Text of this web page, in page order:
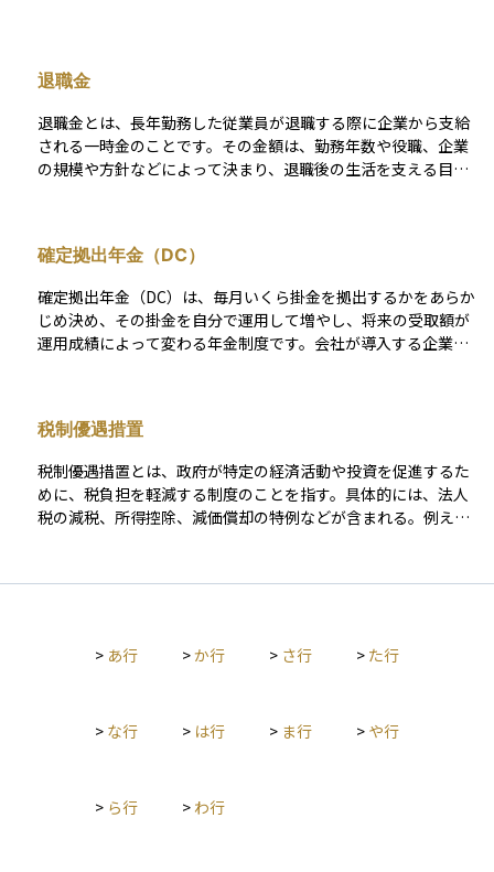
退職金
退職金とは、長年勤務した従業員が退職する際に企業から支給
される一時金のことです。その金額は、勤務年数や役職、企業
の規模や方針などによって決まり、退職後の生活を支える目的
す。 退職金は、通常の給与とは異なり、特別な支払いとして扱
われるため、税金の計算方法も異なります。一定の条件を満た
すと税優遇措置が適用され、受け取る金額に対する税負担が軽
減されることがあります。そのため、退職金を受け取る際に
は、税制や受け取り方法について事前に確認しておくことが大
と分割して受け取る方法があり、運用方法によっては老後の資
かは、将来の生活設計に大きく影響するため、計画的に活用す
ることが重要です。
確定拠出年金（DC）
確定拠出年金（DC）は、毎月いくら掛金を拠出するかをあらか
じめ決め、その掛金を自分で運用して増やし、将来の受取額が
運用成績によって変わる年金制度です。会社が導入する企業型
仕組みです。60歳以降に年金や一時金として受け取れますが、
途中で自由に引き出せない点に注意が必要です。老後資金を自
ら準備し、運用の成果を自分の年金額として受け取る「自助努
力型」の代表的な制度となっています。
税制優遇措置
税制優遇措置とは、政府が特定の経済活動や投資を促進するた
めに、税負担を軽減する制度のことを指す。具体的には、法人
税の減税、所得控除、減価償却の特例などが含まれる。例え
担を抑えつつ、事業成長や投資の拡大を図ることができる。政
> あ行 >か行 > さ行 > た行
> な行 > は行 > ま行 > や行
> ら行 > わ行